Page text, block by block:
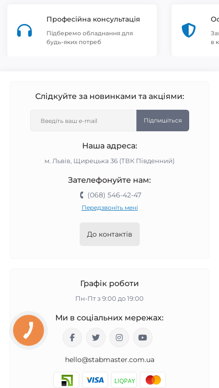
Професійна консультація
Підберемо обладнання для
будь-яких потреб
в
Слідкуйте за новинками та акціями:
Підпишіться
Наша адреса:
м. Львів, Щирецька 36 (ТВК Південний)
Зателефонуйте нам:
(068) 546-42-47
Передзвоніть мені
До контактів
Графік роботи
Пн-Пт з 9:00 до 19:00
Ми в соціальних мережах:
hello@stabmaster.com.ua